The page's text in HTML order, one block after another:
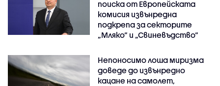
поиска от Европейската
комисия извънредна
подкрепа за секторите
„Мляко“ и „Свиневъдство“
Непоносимо лоша миризма
доведе до извънредно
кацане на самолет,